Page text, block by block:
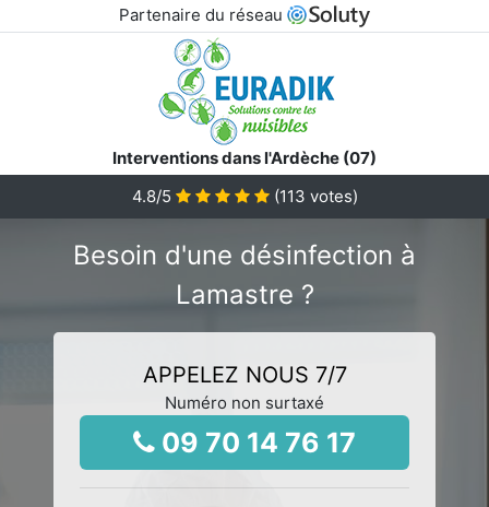
Partenaire du réseau
Interventions dans l'Ardèche (07)
4.8/5 (113 votes)
Besoin d'une désinfection à
Lamastre ?
APPELEZ NOUS 7/7
Numéro non surtaxé
09 70 14 76 17